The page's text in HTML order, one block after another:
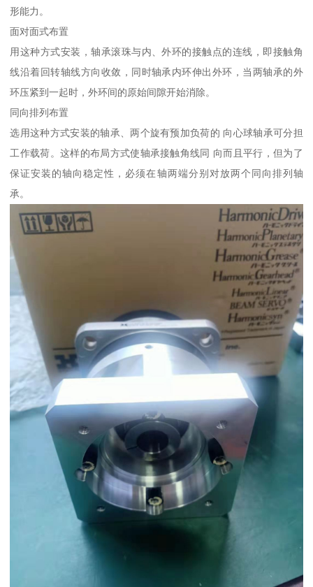
形能力。
面对面式布置
用这种方式安装，轴承滚珠与内、外环的接触点的连线，即接触角
线沿着回转轴线方向收敛，同时轴承内环伸出外环，当两轴承的外
环压紧到一起时，外环间的原始间隙开始消除。
同向排列布置
选用这种方式安装的轴承、两个旋有预加负荷的 向心球轴承可分担
工作载荷。这样的布局方式使轴承接触角线同 向而且平行，但为了
保证安装的轴向稳定性，必须在轴两端分别对放两个同向排列轴
承。